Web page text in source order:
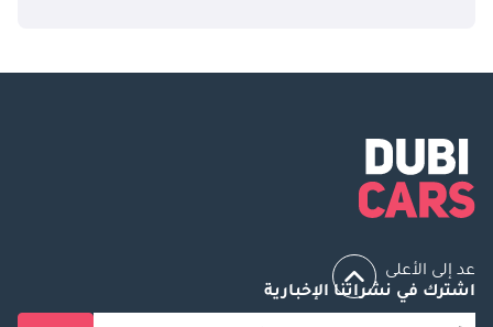
عد إلى الأعلى
اشترك في نشراتنا الإخبارية